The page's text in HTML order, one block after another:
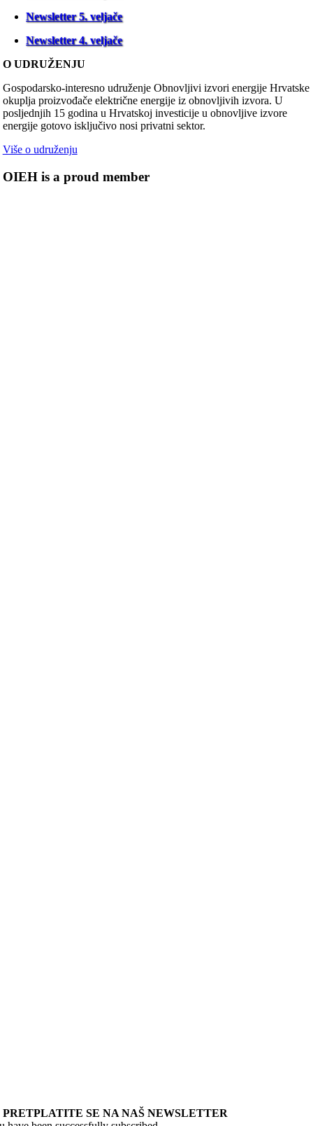
Newsletter 5. veljače
Newsletter 4. veljače
O UDRUŽENJU
Gospodarsko-interesno udruženje Obnovljivi izvori energije Hrvatske
okuplja proizvođače električne energije iz obnovljivih izvora. U
posljednjih 15 godina u Hrvatskoj investicije u obnovljive izvore
energije gotovo isključivo nosi privatni sektor.
Više o udruženju
OIEH is a proud member
PRETPLATITE SE NA NAŠ NEWSLETTER